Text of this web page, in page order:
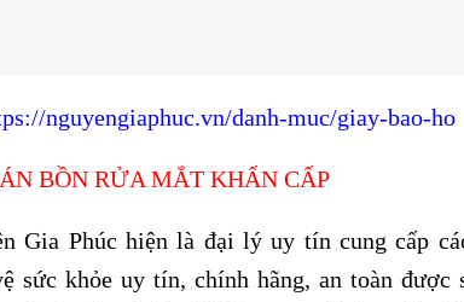
nguyengiaphuc.vn/danh-muc/giay-bao-ho
BỒN RỬA MẮT KHẨN CẤP
Gia Phúc hiện là đại lý uy tín cung cấp
sức khỏe uy tín, chính hãng, an toàn